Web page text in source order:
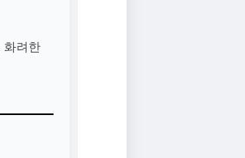
화려한